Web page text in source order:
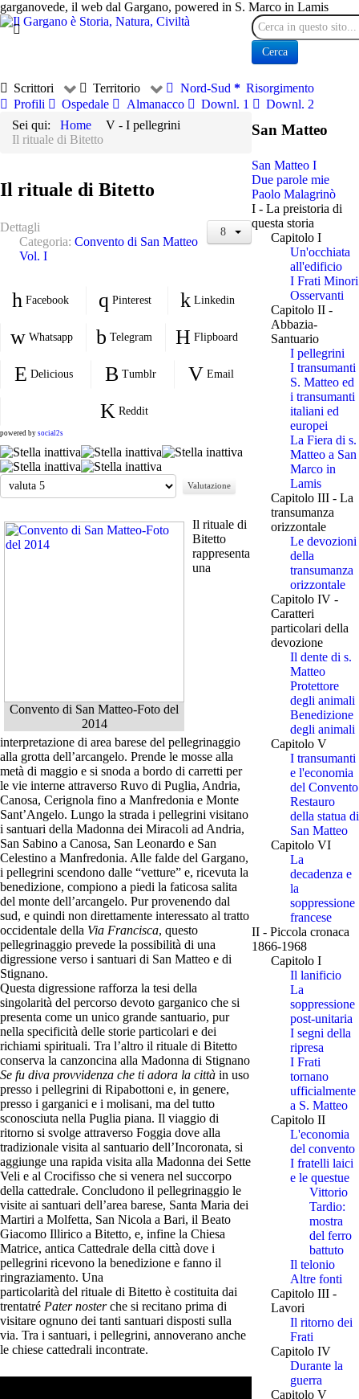
garganovede, il web dal Gargano, powered in S. Marco in Lamis
Cerca
Cerca
Scrittori Territorio Nord-Sud
Risorgimento
Profili
Ospedale Almanacco Downl. 1
Downl. 2
Sei qui:
Home
V - I pellegrini
Il rituale di Bitetto
Il rituale di Bitetto
Dettagli
Categoria: Convento di San Matteo
Vol. I
Facebook Pinterest Linkedin
Whatsapp Telegram Flipboard
Delicious Tumblr Email
Reddit
powered by social2s
Valuta
Convento di San Matteo-Foto del
2014
Il rituale di
Bitetto
rappresenta
una
interpretazione di area barese del pellegrinaggio
alla grotta dell’arcangelo. Prende le mosse alla
metà di maggio e si snoda a bordo di carretti per
le vie interne attraverso Ruvo di Puglia, Andria,
Canosa, Cerignola fino a Manfredonia e Monte
Sant’Angelo. Lungo la strada i pellegrini visitano
i santuari della Madonna dei Miracoli ad Andria,
San Sabino a Canosa, San Leonardo e San
Celestino a Manfredonia. Alle falde del Gargano,
i pellegrini scendono dalle “vetture” e, ricevuta la
benedizione, compiono a piedi la faticosa salita
del monte dell’arcangelo. Pur provenendo dal
sud, e quindi non direttamente interessato al tratto
occidentale della Via Francisca, questo
pellegrinaggio prevede la possibilità di una
digressione verso i santuari di San Matteo e di
Stignano.
Questa digressione rafforza la tesi della
singolarità del percorso devoto garganico che si
presenta come un unico grande santuario, pur
nella specificità delle storie particolari e dei
richiami spirituali. Tra l’altro il rituale di Bitetto
conserva la canzoncina alla Madonna di Stignano
Se fu diva provvidenza che ti adora la città in uso
presso i pellegrini di Ripabottoni e, in genere,
presso i garganici e i molisani, ma del tutto
sconosciuta nella Puglia piana. Il viaggio di
ritorno si svolge attraverso Foggia dove alla
tradizionale visita al santuario dell’Incoronata, si
aggiunge una rapida visita alla Madonna dei Sette
Veli e al Crocifisso che si venera nel succorpo
della cattedrale. Concludono il pellegrinaggio le
visite ai santuari dell’area barese, Santa Maria dei
Martiri a Molfetta, San Nicola a Bari, il Beato
Giacomo Illirico a Bitetto, e, infine la Chiesa
Matrice, antica Cattedrale della città dove i
pellegrini ricevono la benedizione e fanno il
ringraziamento. Una
particolarità del rituale di Bitetto è costituita dai
trentatré Pater nosterche si recitano prima di
visitare ognuno dei tanti santuari disposti sulla
via. Tra i santuari, i pellegrini, annoverano anche
le chiese cattedrali incontrate.
San Matteo
San Matteo I
Due parole mie
Paolo Malagrinò
I - La preistoria di
questa storia
Capitolo I
Un'occhiata
all'edificio
I Frati Minori
Osservanti
Capitolo II -
Abbazia-
Santuario
I pellegrini
I transumanti
S. Matteo ed
i transumanti
italiani ed
europei
La Fiera di s.
Matteo a San
Marco in
Lamis
Capitolo III - La
transumanza
orizzontale
Le devozioni
della
transumanza
orizzontale
Capitolo IV -
Caratteri
particolari della
devozione
Il dente di s.
Matteo
Protettore
degli animali
Benedizione
degli animali
Capitolo V
I transumanti
e l'economia
del Convento
Restauro
della statua di
San Matteo
Capitolo VI
La
decadenza e
la
soppressione
francese
II - Piccola cronaca
1866-1968
Capitolo I
Il lanificio
La
soppressione
post-unitaria
I segni della
ripresa
I Frati
tornano
ufficialmente
a S. Matteo
Capitolo II
L'economia
del convento
I fratelli laici
e le questue
Vittorio
Tardio:
mostra
del ferro
battuto
Il telonio
Altre fonti
Capitolo III -
Lavori
Il ritorno dei
Frati
Capitolo IV
Durante la
guerra
Capitolo V